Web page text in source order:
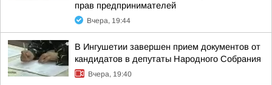
прав предпринимателей
Вчера, 19:44
В Ингушетии завершен прием документов от
кандидатов в депутаты Народного Собрания
Вчера, 19:40